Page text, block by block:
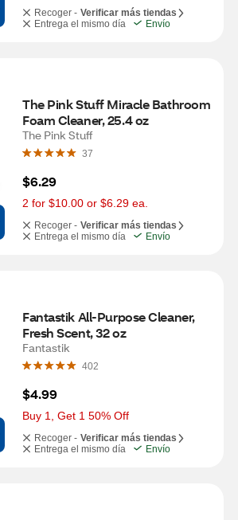
Recoger - Verificar más tiendas
Entrega el mismo día
Envío
The Pink Stuff Miracle Bathroom
Foam Cleaner, 25.4 oz
The Pink Stuff
37
$6.29
2 for $10.00 or $6.29 ea.
Recoger - Verificar más tiendas
Entrega el mismo día
Envío
Fantastik All-Purpose Cleaner,
Fresh Scent, 32 oz
Fantastik
402
$4.99
Buy 1, Get 1 50% Off
Recoger - Verificar más tiendas
Entrega el mismo día
Envío